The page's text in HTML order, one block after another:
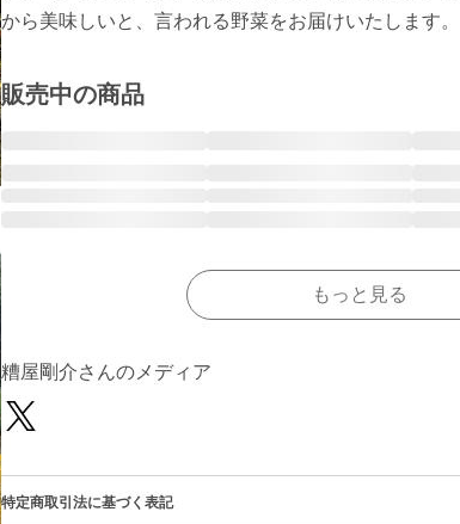
販売中の商品
もっと見る
糟屋剛介さんのメディア
特定商取引法に基づく表記